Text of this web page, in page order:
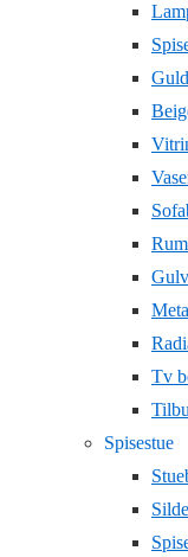
Tv
Spisestue